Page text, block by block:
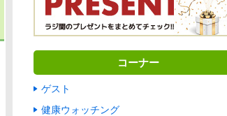
コーナー
ゲスト
健康ウォッチング